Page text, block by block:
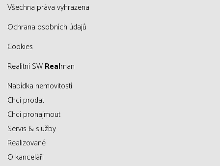
všechna práva vyhrazena
Ochrana osobních údajů
Cookies
Realitní SWRealman
Nabídka nemovitostí
Chci prodat
Chci pronajmout
Servis & služby
Realizované
O kanceláři